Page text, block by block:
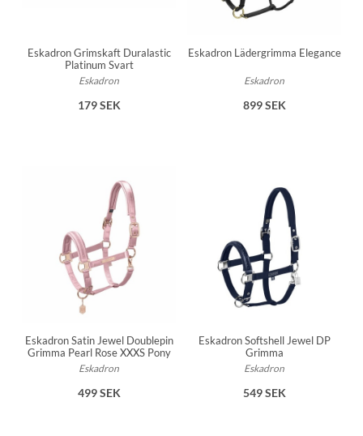
Eskadron Grimskaft Duralastic
Platinum Svart
Eskadron
179 SEK
Eskadron Lädergrimma Elegance
Eskadron
899 SEK
Eskadron Satin Jewel Doublepin
Grimma Pearl Rose XXXS Pony
Eskadron
499 SEK
Eskadron Softshell Jewel DP
Grimma
Eskadron
549 SEK